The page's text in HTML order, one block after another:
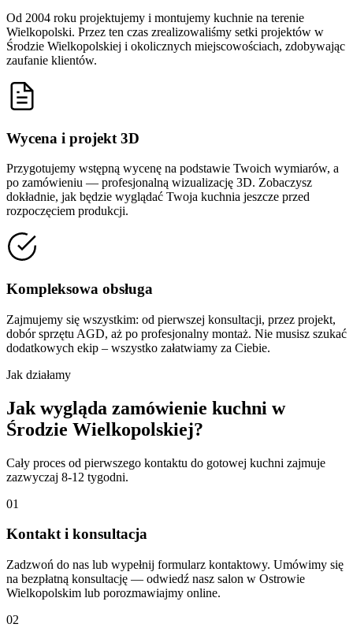
Od 2004 roku projektujemy i montujemy kuchnie na terenie
Wielkopolski. Przez ten czas zrealizowaliśmy setki projektów w
Środzie Wielkopolskiej i okolicznych miejscowościach, zdobywając
zaufanie klientów.
Wycena i projekt 3D
Przygotujemy wstępną wycenę na podstawie Twoich wymiarów, a
po zamówieniu — profesjonalną wizualizację 3D. Zobaczysz
dokładnie, jak będzie wyglądać Twoja kuchnia jeszcze przed
rozpoczęciem produkcji.
Kompleksowa obsługa
Zajmujemy się wszystkim: od pierwszej konsultacji, przez projekt,
dobór sprzętu AGD, aż po profesjonalny montaż. Nie musisz szukać
dodatkowych ekip – wszystko załatwiamy za Ciebie.
Jak działamy
Jak wygląda zamówienie kuchni w
Środzie Wielkopolskiej?
Cały proces od pierwszego kontaktu do gotowej kuchni zajmuje
zazwyczaj 8-12 tygodni.
01
Kontakt i konsultacja
Zadzwoń do nas lub wypełnij formularz kontaktowy. Umówimy się
na bezpłatną konsultację — odwiedź nasz salon w Ostrowie
Wielkopolskim lub porozmawiajmy online.
02